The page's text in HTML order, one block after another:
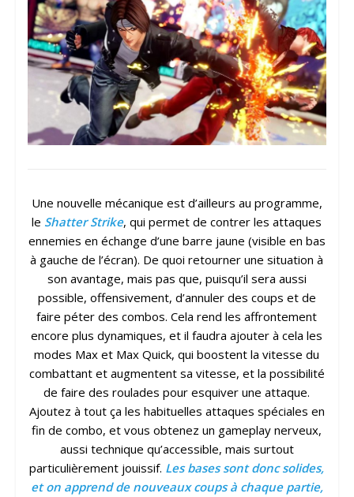
Une nouvelle mécanique est d’ailleurs au programme,
le Shatter Strike, qui permet de contrer les attaques
ennemies en échange d’une barre jaune (visible en bas
à gauche de l’écran). De quoi retourner une situation à
son avantage, mais pas que, puisqu’il sera aussi
possible, offensivement, d’annuler des coups et de
faire péter des combos. Cela rend les affrontement
encore plus dynamiques, et il faudra ajouter à cela les
modes Max et Max Quick, qui boostent la vitesse du
combattant et augmentent sa vitesse, et la possibilité
de faire des roulades pour esquiver une attaque.
Ajoutez à tout ça les habituelles attaques spéciales en
fin de combo, et vous obtenez un gameplay nerveux,
aussi technique qu’accessible, mais surtout
particulièrement jouissif. Les bases sont donc solides,
et on apprend de nouveaux coups à chaque partie,